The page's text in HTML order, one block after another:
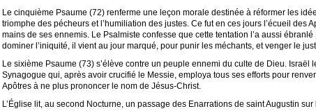
Le cinquième Psaume (72) renferme une leçon morale destinée à réformer les
triomphe des pécheurs et l’humiliation des justes. Ce fut en ces jours l’écueil
mains de ses ennemis. Le Psalmiste confesse que cette tentation l’a aussi
dominer l’iniquité, il vient au jour marqué, pour punir les méchants, et venger le
Le sixième Psaume (73) s’élève contre un peuple ennemi du culte de Dieu.
Synagogue qui, après avoir crucifié le Messie, employa tous ses efforts pour
Apôtres à ne plus prononcer le nom de Jésus-Christ.
L’Église lit, au second Nocturne, un passage des Enarrations de saint Augustin